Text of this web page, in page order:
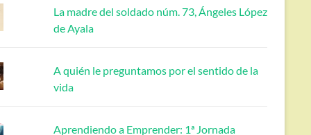
La madre del soldado núm. 73, Ángeles López
de Ayala
A quién le preguntamos por el sentido de la
vida
Aprendiendo a Emprender: 1ª Jornada